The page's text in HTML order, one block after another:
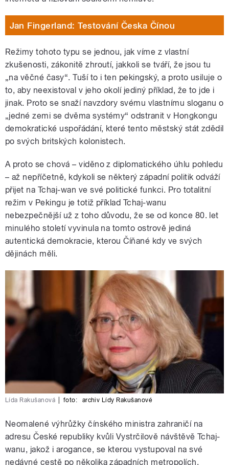
Jan Fingerland: Testování Česka Čínou
Režimy tohoto typu se jednou, jak víme z vlastní
zkušenosti, zákonitě zhroutí, jakkoli se tváří, že jsou tu
„na věčné časy“. Tuší to i ten pekingský, a proto usiluje o
to, aby neexistoval v jeho okolí jediný příklad, že to jde i
jinak. Proto se snaží navzdory svému vlastnímu sloganu o
„jedné zemi se dvěma systémy“ odstranit v Hongkongu
demokratické uspořádání, které tento městský stát zdědil
po svých britských kolonistech.
A proto se chová – viděno z diplomatického úhlu pohledu
– až nepříčetně, kdykoli se některý západní politik odváží
přijet na Tchaj-wan ve své politické funkci. Pro totalitní
režim v Pekingu je totiž příklad Tchaj-wanu
nebezpečnější už z toho důvodu, že se od konce 80. let
minulého století vyvinula na tomto ostrově jediná
autentická demokracie, kterou Číňané kdy ve svých
dějinách měli.
Lída Rakušanová foto: archiv Lídy Rakušanové
Neomalené výhrůžky čínského ministra zahraničí na
adresu České republiky kvůli Vystrčilově návštěvě Tchaj-
wanu, jakož i arogance, se kterou vystupoval na své
nedávné cestě po několika západních metropolích,